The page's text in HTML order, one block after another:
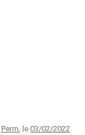
Perm , le 03/02/2022